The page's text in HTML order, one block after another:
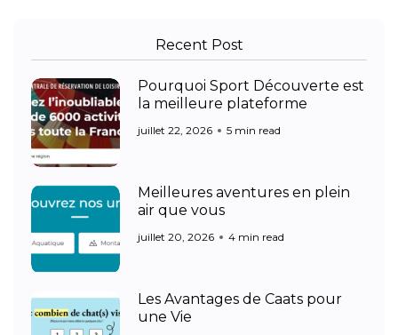
Recent Post
Pourquoi Sport Découverte est
la meilleure plateforme
juillet 22, 2026 5 min read
Meilleures aventures en plein
air que vous
juillet 20, 2026 4 min read
Les Avantages de Caats pour
une Vie